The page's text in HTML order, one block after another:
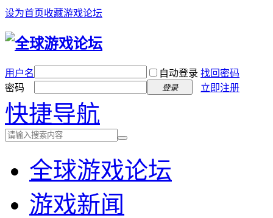
设为首页收藏游戏论坛
用户名 自动登录 找回密码
密码
登录 立即注册
快捷导航
全球游戏论坛
游戏新闻